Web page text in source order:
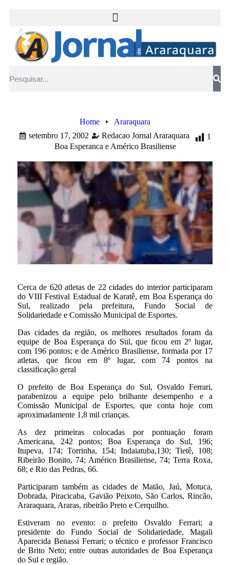
Home
Araraquara
setembro 17, 2002
Redacao Jornal Araraquara
1
Boa Esperanca e Américo Brasiliense
Cerca de 620 atletas de 22 cidades do interior participaram
do VIII Festival Estadual de Karatê, em Boa Esperança do
Sul, realizado pela prefeitura, Fundo Social de
Solidariedade e Comissão Municipal de Esportes.
Das cidades da região, os melhores resultados foram da
equipe de Boa Esperança do Sul, que ficou em 2º lugar,
com 196 pontos; e de Américo Brasiliense, formada por 17
atletas, que ficou em 8º lugar, com 74 pontos na
classificação geral
O prefeito de Boa Esperança do Sul, Osvaldo Ferrari,
parabenizou a equipe pelo brilhante desempenho e a
Comissão Municipal de Esportes, que conta hoje com
aproximadamente 1,8 mil crianças.
As dez primeiras colocadas por pontuação foram
Americana, 242 pontos; Boa Esperança do Sul, 196;
Itupeva, 174; Torrinha, 154; Indaiatuba,130; Tietê, 108;
Ribeirão Bonito, 74; Américo Brasiliense, 74; Terra Roxa,
68; e Rio das Pedras, 66.
Participaram também as cidades de Matão, Jaú, Motuca,
Dobrada, Piracicaba, Gavião Peixoto, São Carlos, Rincão,
Araraquara, Araras, ribeirão Preto e Cerquilho.
Estiveram no evento: o prefeito Osvaldo Ferrari; a
presidente do Fundo Social de Solidariedade, Magali
Aparecida Benassi Ferrari; o técnico e professor Francisco
de Brito Neto; entre outras autoridades de Boa Esperança
do Sul e região.